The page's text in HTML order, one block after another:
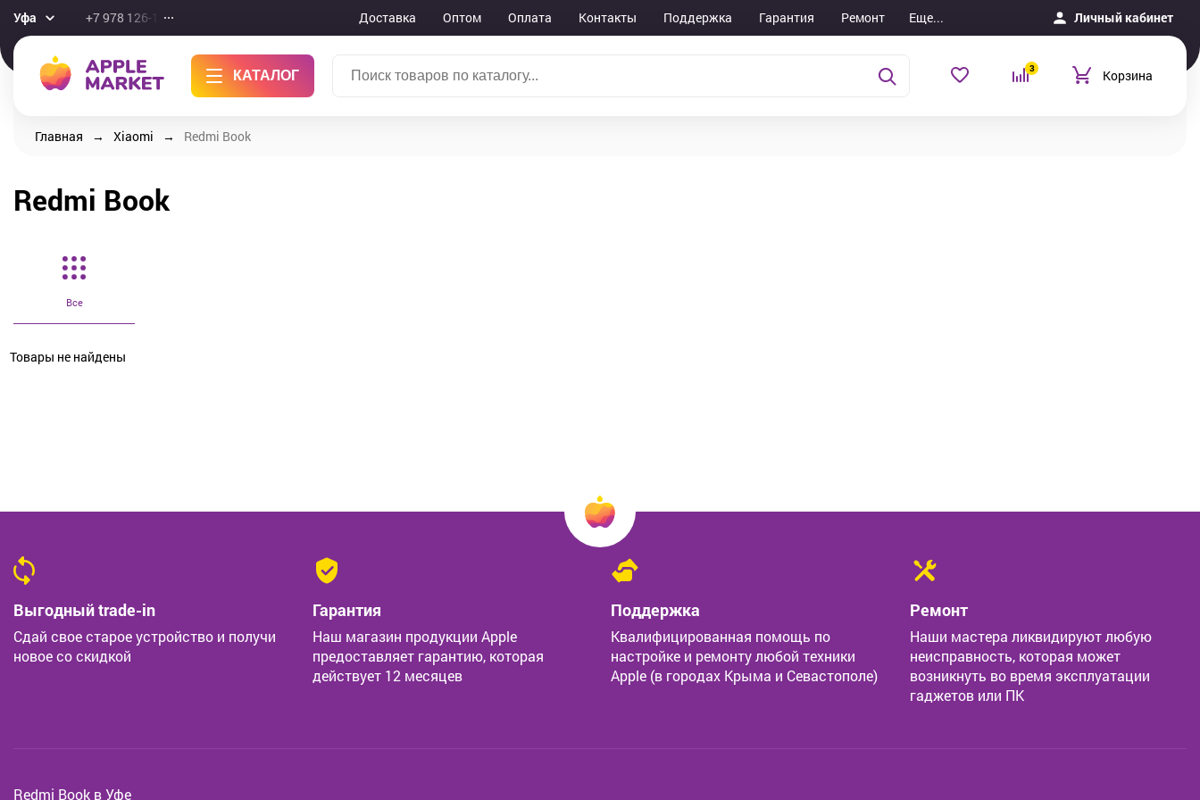
Уфа +7 978 126-10-46 Доставка Оптом Оплата Контакты Поддержка Гарантия Ремонт Еще... Личный кабинет
КАТАЛОГ 3 Корзина
Главная Xiaomi Redmi Book
Redmi Book
Все
Товары не найдены
Выгодный trade-in
Сдай свое старое устройство и получи
новое со скидкой
Гарантия
Наш магазин продукции Apple
предоставляет гарантию, которая
действует 12 месяцев
Поддержка
Квалифицированная помощь по
настройке и ремонту любой техники
Apple (в городах Крыма и Севастополе)
Ремонт
Наши мастера ликвидируют любую
неисправность, которая может
возникнуть во время эксплуатации
гаджетов или ПК
Redmi Book в Уфе